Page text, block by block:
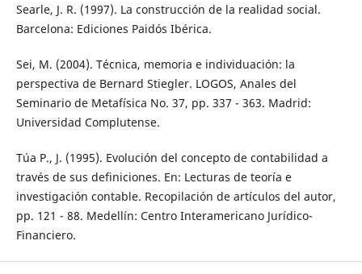
Searle, J. R. (1997). La construcción de la realidad social.
Barcelona: Ediciones Paidós Ibérica.
Sei, M. (2004). Técnica, memoria e individuación: la
perspectiva de Bernard Stiegler. LOGOS, Anales del
Seminario de Metafísica No. 37, pp. 337 - 363. Madrid:
Universidad Complutense.
Túa P., J. (1995). Evolución del concepto de contabilidad a
través de sus definiciones. En: Lecturas de teoría e
investigación contable. Recopilación de artículos del autor,
pp. 121 - 88. Medellín: Centro Interamericano Jurídico-
Financiero.